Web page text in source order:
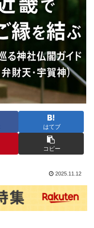
はてブ
コピー
2025.11.12